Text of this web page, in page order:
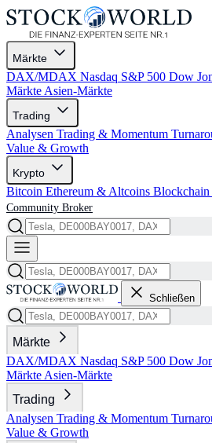
Märkte
DAX/MDAX Nasdaq S&P 500 Dow
Märkte Asien-Märkte
Trading
Analysen Trading & Momentum
Value & Growth
Krypto
Bitcoin Ethereum & Altcoins Blockchain
Community Broker
Schließen
Märkte
DAX/MDAX Nasdaq S&P 500 Dow
Märkte Asien-Märkte
Trading
Analysen Trading & Momentum
Value & Growth